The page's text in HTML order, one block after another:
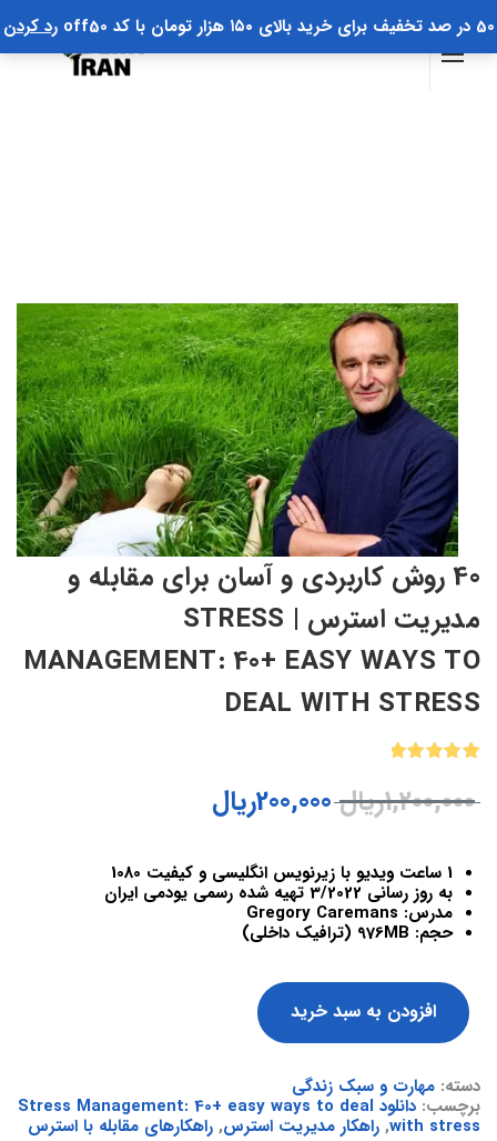
50 در صد تخفیف برای خرید بالای ۱۵۰ هزار تومان با کد off50 رد کردن
40 روش کاربردی و آسان برای مقابله و
مدیریت استرس | STRESS
MANAGEMENT: 40+ EASY WAYS TO
DEAL WITH STRESS
از 5
در
1,200,000ریال 200,000ریال
1 ساعت ویدیو با زیرنویس انگلیسی و کیفیت 1080
به روز رسانی 3/2022 تهیه شده رسمی یودمی ایران
مدرس: Gregory Caremans
حجم: 976MB (ترافیک داخلی)
افزودن به سبد خرید
دسته: مهارت و سبک زندگی
برچسب: دانلود Stress Management: 40+ easy ways to deal
with stress
, راهکار مدیریت استرس, راهکارهای مقابله با استرس